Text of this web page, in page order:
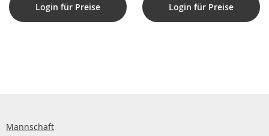
Login für Preise
Login für Preise
Mannschaft